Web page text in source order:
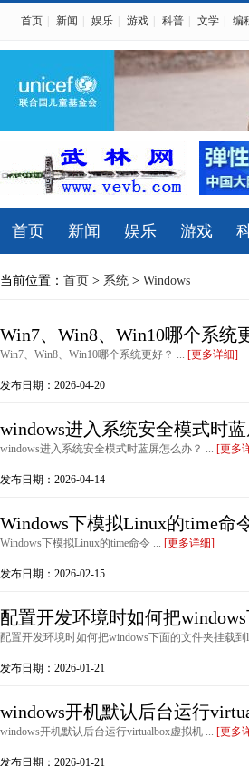
首页 新闻 娱乐 游戏 科普 文学 编
首页 新闻 娱乐 游戏
当前位置： 首页 > 系统 > Windows
Win7、Win8、Win10哪个系统
Win7、Win8、Win10哪个系统更好？ ... [更多详细]
发布日期：2026-04-20
windows进入系统安全模式时
windows进入系统安全模式时蓝屏怎么办？ ... [更多
发布日期：2026-04-14
Windows下模拟Linux的time命
Windows下模拟Linux的time命令 ... [更多详细]
发布日期：2026-02-15
配置开发环境时如何把
配置开发环境时如何把windows下面的文件夹挂载到
发布日期：2026-01-21
windows开机默认后台运行
windows开机默认后台运行virtualbox虚拟机 ... [更多
发布日期：2026-01-21